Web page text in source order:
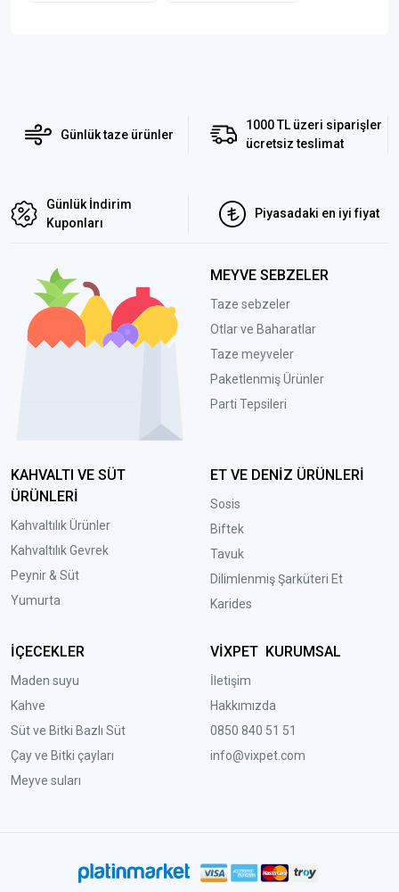
Günlük taze ürünler
1000 TL üzeri siparişler
ücretsiz teslimat
Günlük İndirim
Kuponları
Piyasadaki en iyi fiyat
MEYVE SEBZELER
Taze sebzeler
Otlar ve Baharatlar
Taze meyveler
Paketlenmiş Ürünler
Parti Tepsileri
KAHVALTI VE SÜT
ÜRÜNLERİ
Kahvaltılık Ürünler
Kahvaltılık Gevrek
Peynir & Süt
Yumurta
ET VE DENİZ ÜRÜNLERİ
Sosis
Biftek
Tavuk
Dilimlenmiş Şarküteri Et
Karides
İÇECEKLER
Maden suyu
Kahve
Süt ve Bitki Bazlı Süt
Çay ve Bitki çayları
Meyve suları
VİXPET KURUMSAL
İletişim
Hakkımızda
0850 840 51 51
info@vixpet.com